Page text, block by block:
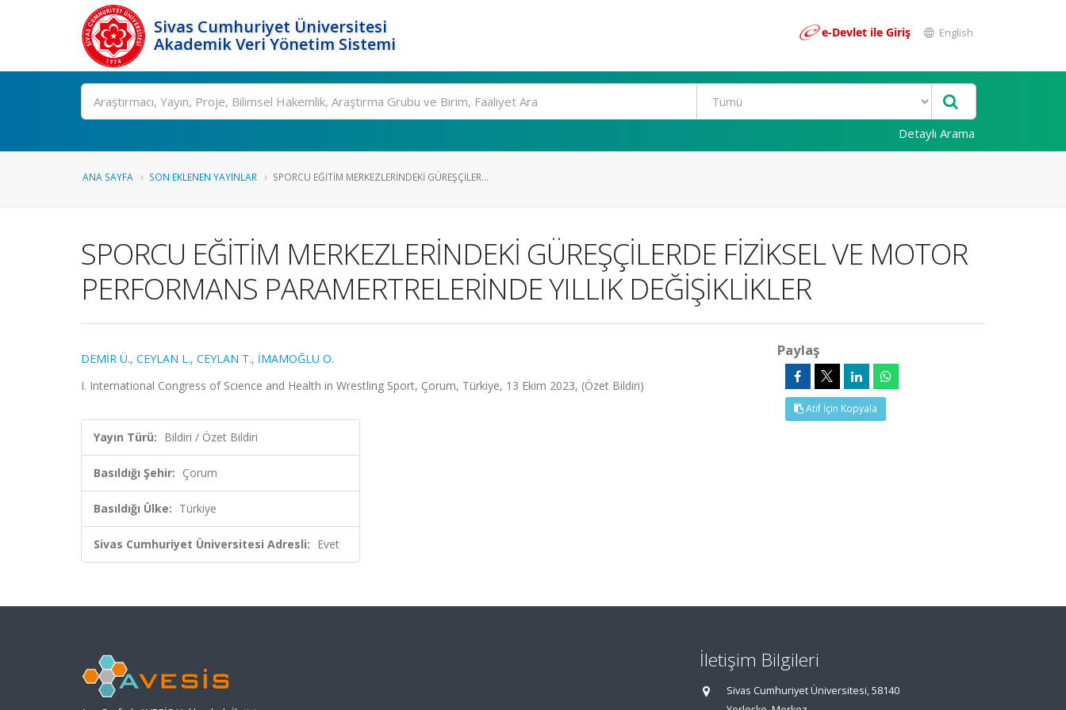
Sivas Cumhuriyet Üniversitesi
Akademik Veri Yönetim Sistemi
e-Devlet ile Giriş English
Ara
Detaylı Arama
ANA SAYFA SON EKLENEN YAYINLAR SPORCU EĞİTİM MERKEZLERİNDEKİ GÜREŞÇİLER...
SPORCU EĞİTİM MERKEZLERİNDEKİ GÜREŞÇİLERDE FİZİKSEL VE MOTOR
PERFORMANS PARAMERTRELERİNDE YILLIK DEĞİŞİKLİKLER
DEMİR Ü., CEYLAN L., CEYLAN T., İMAMOĞLU O.
I. International Congress of Science and Health in Wrestling Sport, Çorum, Türkiye, 13 Ekim 2023, (Özet Bildiri)
Yayın Türü: Bildiri / Özet Bildiri
Basıldığı Şehir: Çorum
Basıldığı Ülke: Türkiye
Sivas Cumhuriyet Üniversitesi Adresli: Evet
Paylaş
Atıf İçin Kopyala
İletişim Bilgileri
Sivas Cumhuriyet Üniversitesi, 58140